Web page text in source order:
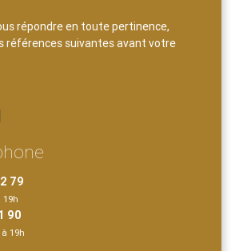
répondre en toute pertinence,
références suivantes avant votre
79
19h
90
19h